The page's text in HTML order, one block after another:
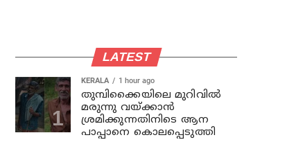
LATEST
KERALA 1 hour ago
തുമ്പിക്കൈയിലെ മുറിവില്‍
മരുന്നു വയ്ക്കാന്‍
ശ്രമിക്കുന്നതിനിടെ ആന
പാപ്പാനെ കൊലപ്പെടുത്തി